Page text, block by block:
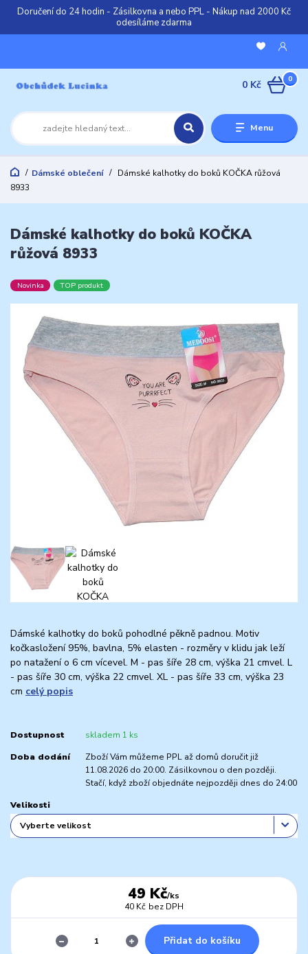
Doručení do 24 hodin - Zásilkovna a nebo PPL - Nákup nad 2000 Kč
odesíláme zdarma
Menu
0
0 Kč
Dámské oblečení
Dámské kalhotky do boků KOČKA růžová
8933
Dámské kalhotky do boků KOČKA
růžová 8933
Novinka TOP produkt
Dámské kalhotky do boků pohodlné pěkně padnou. Motiv
kočkasložení 95%, bavlna, 5% elasten - rozměry v klidu jak leží
po natažení o 6 cm vícevel. M - pas šíře 28 cm, výška 21 cmvel. L
- pas šíře 30 cm, výška 22 cmvel. XL - pas šíře 33 cm, výška 23
cm celý popis
Dostupnost skladem 1 ks
Doba dodání
Zboží Vám můžeme PPL až domů doručit již
11.08.2026 do 20:00. Zásilkovnou o den později.
Stačí, když zboží objednáte nejpozději dnes do 24:00
Velikosti
49 Kč/ks
40 Kč bez DPH
Přidat do košíku